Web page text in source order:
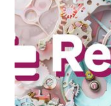
évolutives.